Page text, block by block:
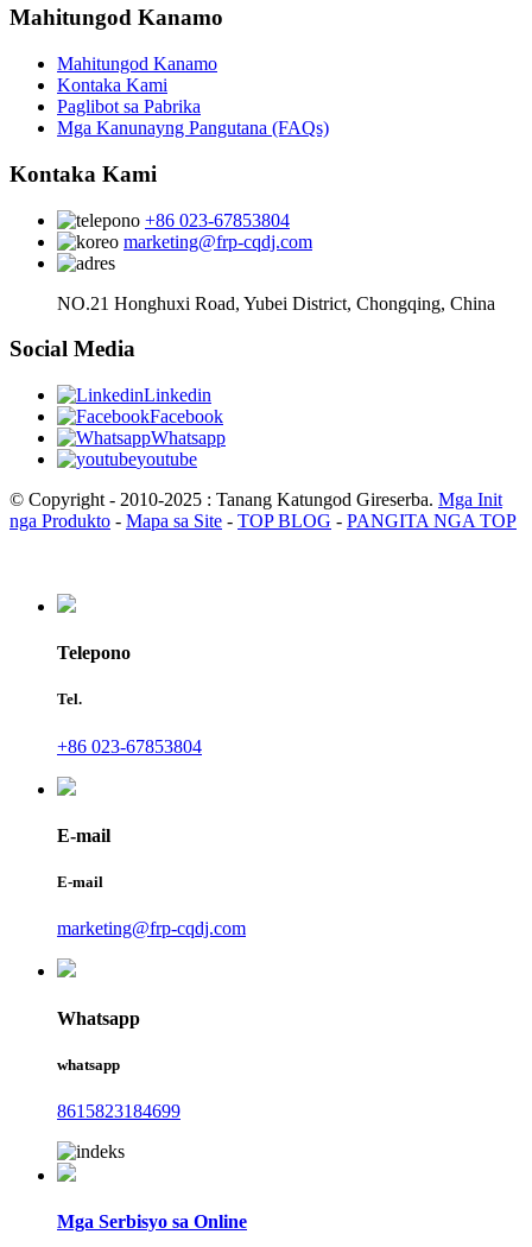
Mahitungod Kanamo
Mahitungod Kanamo
Kontaka Kami
Paglibot sa Pabrika
Mga Kanunayng Pangutana (FAQs)
Kontaka Kami
+86 023-67853804
marketing@frp-cqdj.com
NO.21 Honghuxi Road, Yubei District, Chongqing, China
Social Media
Linkedin
Facebook
Whatsapp
youtube
© Copyright - 2010-2025 : Tanang Katungod Gireserba. Mga Init
nga Produkto - Mapa sa Site - TOP BLOG - PANGITA NGA TOP
Telepono
Tel.
+86 023-67853804
E-mail
E-mail
marketing@frp-cqdj.com
Whatsapp
whatsapp
8615823184699
Mga Serbisyo sa Online